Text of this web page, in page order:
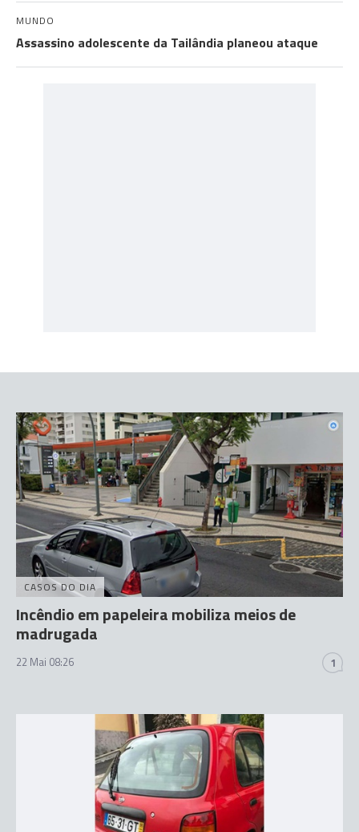
MUNDO
Assassino adolescente da Tailândia planeou ataque
CASOS DO DIA
Incêndio em papeleira mobiliza meios de
madrugada
22 Mai 08:26 1